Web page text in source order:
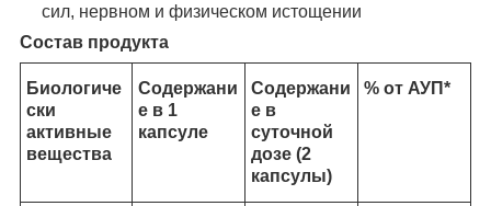
сил, нервном и физическом истощении
Состав продукта
Биологиче
ски
активные
вещества
Содержани
е в 1
капсуле
Содержани
е в
суточной
дозе (2
капсулы)
% от АУП*